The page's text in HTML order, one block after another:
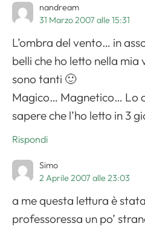
nandream
31 Marzo 2007 alle 15:31
L’ombra del vento… in
belli che ho letto nella
sono tanti 🙂
Magico… Magnetico… Lo
sapere che l’ho letto in 3
Rispondi
Simo
2 Aprile 2007 alle 23:03
a me questa lettura è
professoressa un po’